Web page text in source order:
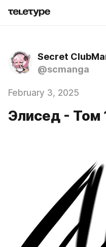
Secret
@scmanga
February 3, 2025
Элисед - Том